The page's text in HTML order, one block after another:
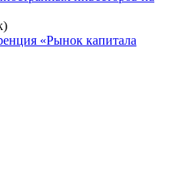
инвестиций в
инвесторов на
«Рынок капитала